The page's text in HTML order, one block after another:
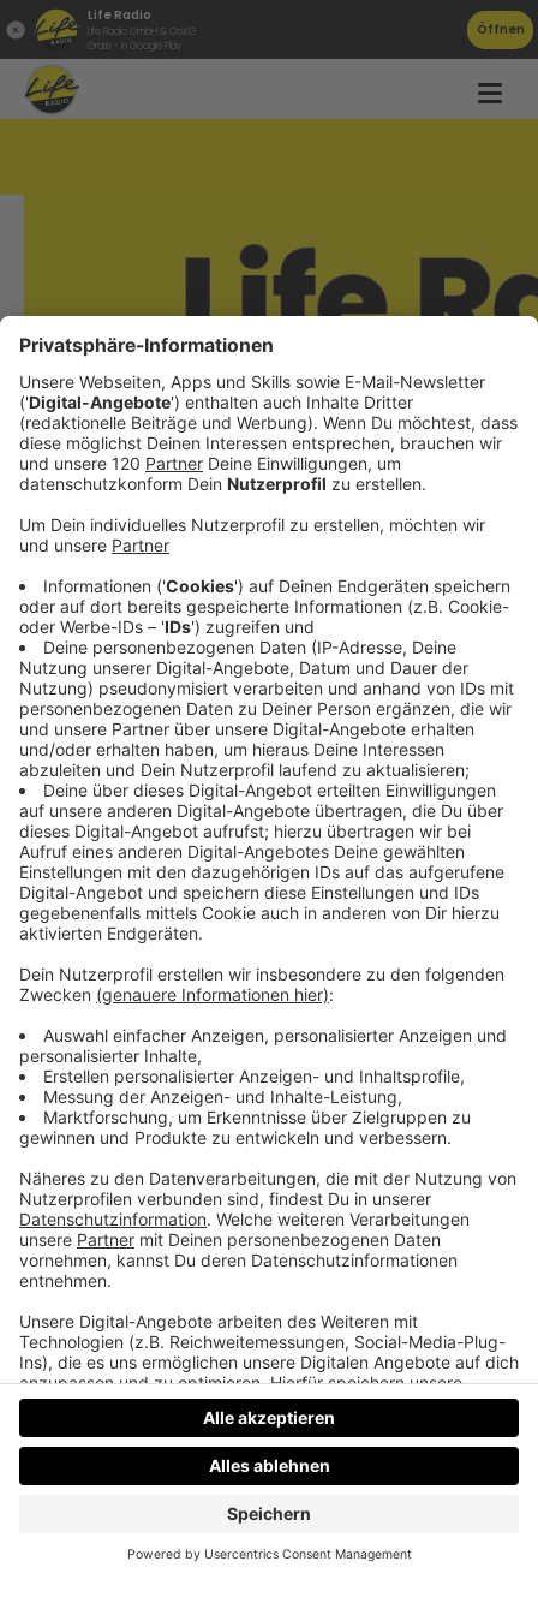
Life Radio
Life Radio GmbH & Co.KG
Gratis - in Google Play
Öffnen
Alphamännchen
4 Freunde in der Midlifecrises wollen Antworten
finden auf die alles entscheidende Frage: Wann ist
ein Mann ein Mann?
DatenschutzImpressumAGBsJobsKontakt